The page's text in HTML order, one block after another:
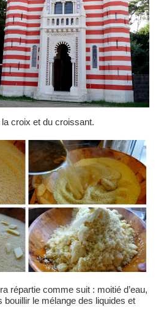
croix et du croissant.
répartie comme suit : moitié d’eau,
bouillir le mélange des liquides et